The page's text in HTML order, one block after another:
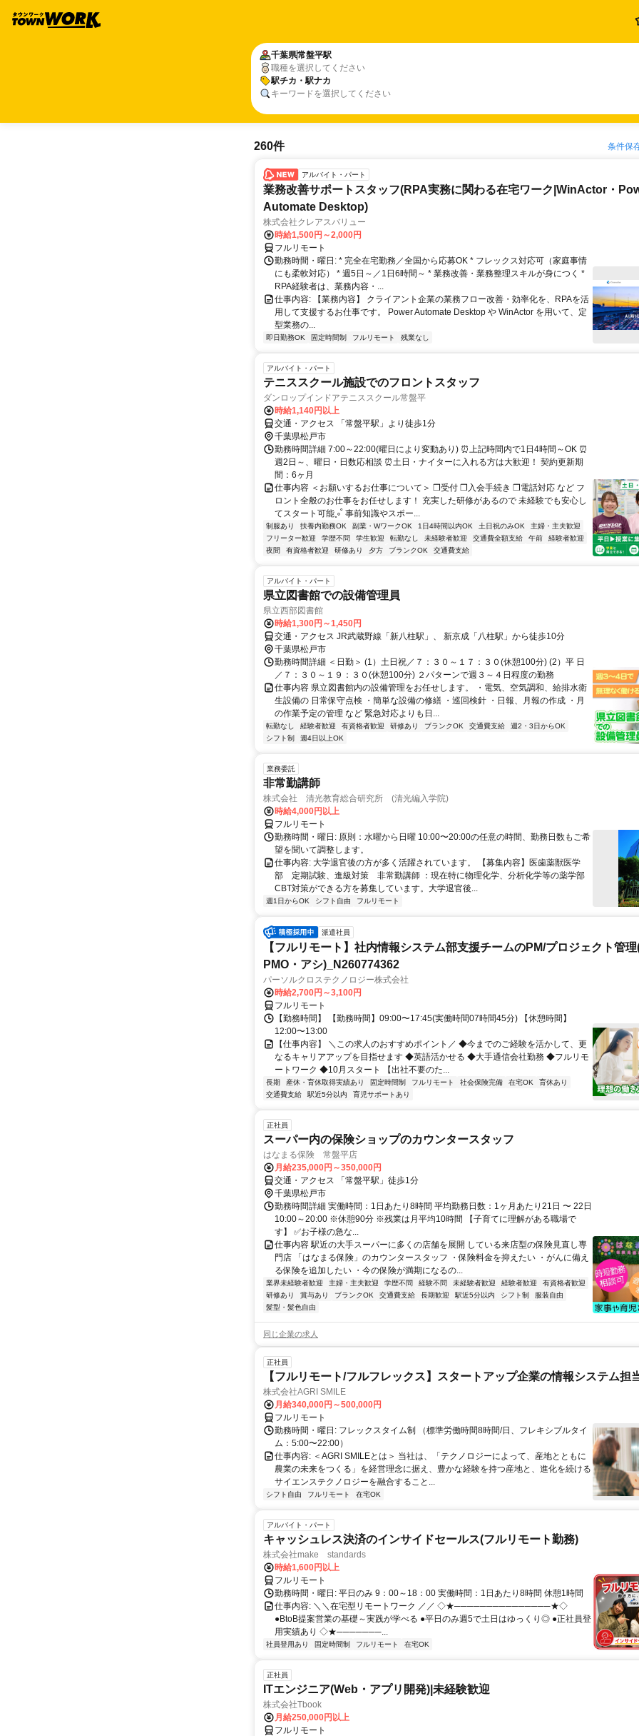
千葉県常盤平駅
職種を選択してください
駅チカ・駅ナカ
キーワードを選択してください
260件 条件保
アルバイト・パート
業務改善サポートスタッフ(RPA実務に関わる在宅ワーク|WinActor・
Automate Desktop)
株式会社クレアスバリュー
時給1,500円～2,000円
フルリモート
勤務時間・曜日: * 完全在宅勤務／全国から応募OK * フレックス対応可（家庭事情
にも柔軟対応） * 週5日～／1日6時間～ * 業務改善・業務整理スキルが身につく *
RPA経験者は、業務内容・...
仕事内容: 【業務内容】 クライアント企業の業務フロー改善・効率化を、RPAを活
用して支援するお仕事です。 Power Automate Desktop や WinActor を用いて、定
型業務の...
即日勤務OK 固定時間制 フルリモート 残業なし
アルバイト・パート
テニススクール施設でのフロントスタッフ
ダンロップインドアテニススクール常盤平
時給1,140円以上
交通・アクセス 「常盤平駅」より徒歩1分
千葉県松戸市
勤務時間詳細 7:00～22:00(曜日により変動あり) ⏰上記時間内で1日4時間～OK ⏰
週2日～、曜日・日数応相談 ⏰土日・ナイターに入れる方は大歓迎！ 契約更新期
間：6ヶ月
仕事内容 ＜お願いするお仕事について＞ ❒受付 ❒入会手続き ❒電話対応 など フ
ロント全般のお仕事をお任せします！ 充実した研修があるので 未経験でも安心し
てスタート可能˳༚˚ 事前知識やスポー...
制服あり 扶養内勤務OK 副業・WワークOK 1日4時間以内OK 土日祝のみOK
主婦・主夫歓迎
フリーター歓迎
学歴不問 学生歓迎 転勤なし 未経験者歓迎 交通費全額支給 午前
経験者歓迎
夜間
有資格者歓迎 研修あり 夕方 ブランクOK 交通費支給
アルバイト・パート
県立図書館での設備管理員
県立西部図書館
時給1,300円～1,450円
交通・アクセス JR武蔵野線「新八柱駅」、 新京成「八柱駅」から徒歩10分
千葉県松戸市
勤務時間詳細 ＜日勤＞ (1）土日祝／７：３０～１７：３０(休憩100分) (2）平 日
／７：３０～１９：３０(休憩100分) ２パターンで週３～４日程度の勤務
仕事内容 県立図書館内の設備管理をお任せします。 ・電気、空気調和、給排水衛
生設備の 日常保守点検 ・簡単な設備の修繕 ・巡回検針 ・日報、月報の作成 ・月
の作業予定の管理 など 緊急対応よりも日...
転勤なし 経験者歓迎 有資格者歓迎 研修あり ブランクOK 交通費支給
週2・3日からOK
シフト制
週4日以上OK
業務委託
非常勤講師
株式会社 清光教育総合研究所 (清光編入学院)
時給4,000円以上
フルリモート
勤務時間・曜日: 原則：水曜から日曜 10:00〜20:00の任意の時間、勤務日数もご希
望を聞いて調整します。
仕事内容: 大学退官後の方が多く活躍されています。 【募集内容】医歯薬獣医学
部 定期試験、進級対策 非常勤講師 ：現在特に物理化学、分析化学等の薬学部
CBT対策ができる方を募集しています。大学退官後...
週1日からOK シフト自由 フルリモート
派遣社員
【フルリモート】社内情報システム部支援チームのPM/プロジェクト管
PMO・アシ)_N260774362
パーソルクロステクノロジー株式会社
時給2,700円～3,100円
フルリモート
【勤務時間】 【勤務時間】09:00〜17:45(実働時間07時間45分) 【休憩時間】
12:00〜13:00
【仕事内容】 ＼この求人のおすすめポイント／ ◆今までのご経験を活かして、更
なるキャリアアップを目指せます ◆英語活かせる ◆大手通信会社勤務 ◆フルリモ
ートワーク ◆10月スタート 【出社不要のた...
長期 産休・育休取得実績あり 固定時間制 フルリモート 社会保険完備 在宅OK
育休あり
交通費支給
駅近5分以内 育児サポートあり
正社員
スーパー内の保険ショップのカウンタースタッフ
はなまる保険 常盤平店
月給235,000円～350,000円
交通・アクセス 「常盤平駅」徒歩1分
千葉県松戸市
勤務時間詳細 実働時間：1日あたり8時間 平均勤務日数：1ヶ月あたり21日 〜 22日
10:00～20:00 ※休憩90分 ※残業は月平均10時間 【子育てに理解がある職場で
す】 ✅お子様の急な...
仕事内容 駅近の大手スーパーに多くの店舗を展開 している来店型の保険見直し専
門店 「はなまる保険」のカウンタースタッフ ・保険料金を抑えたい ・がんに備え
る保険を追加したい ・今の保険が満期になるの...
業界未経験者歓迎 主婦・主夫歓迎 学歴不問 経験不問 未経験者歓迎 経験者歓迎
有資格者歓迎
研修あり
賞与あり ブランクOK 交通費支給 長期歓迎 駅近5分以内 シフト制
服装自由
髪型・髪色自由
同じ企業の求人
正社員
【フルリモート/フルフレックス】スタートアップ企業の情報システム担
株式会社AGRI SMILE
月給340,000円～500,000円
フルリモート
勤務時間・曜日: フレックスタイム制 （標準労働時間8時間/日、フレキシブルタイ
ム：5:00〜22:00）
仕事内容: ＜AGRI SMILEとは＞ 当社は、「テクノロジーによって、産地とともに
農業の未来をつくる」を経営理念に据え、豊かな経験を持つ産地と、進化を続ける
サイエンステクノロジーを融合すること...
シフト自由 フルリモート 在宅OK
アルバイト・パート
キャッシュレス決済のインサイドセールス(フルリモート勤務)
株式会社make standards
時給1,600円以上
フルリモート
勤務時間・曜日: 平日のみ 9：00～18：00 実働時間：1日あたり8時間 休憩1時間
仕事内容: ＼＼在宅型リモートワーク ／／ ◇★───────────────★◇
●BtoB提案営業の基礎～実践が学べる ●平日のみ週5で土日はゆっくり◎ ●正社員登
用実績あり ◇★───────...
社員登用あり 固定時間制 フルリモート 在宅OK
正社員
ITエンジニア(Web・アプリ開発)|未経験歓迎
株式会社Tbook
月給250,000円以上
フルリモート